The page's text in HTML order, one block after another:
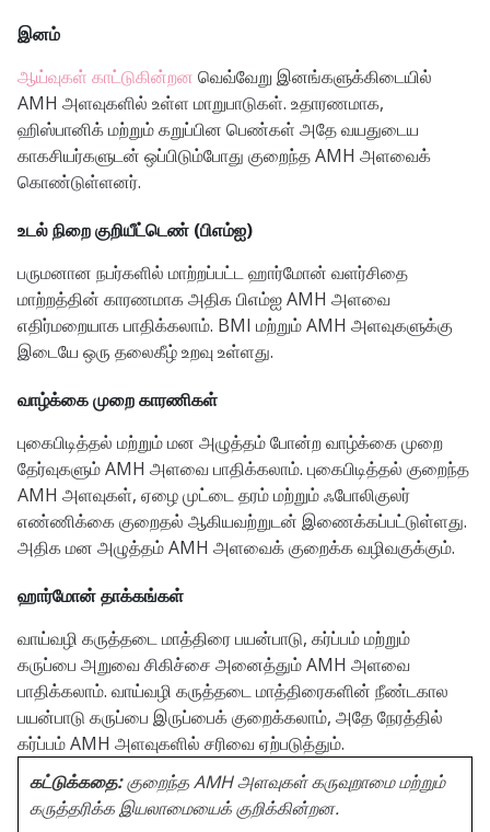
இனம்
ஆய்வுகள் காட்டுகின்றன வெவ்வேறு இனங்களுக்கிடையில்
AMH அளவுகளில் உள்ள மாறுபாடுகள். உதாரணமாக,
ஹிஸ்பானிக் மற்றும் கறுப்பின பெண்கள் அதே வயதுடைய
காகசியர்களுடன் ஒப்பிடும்போது குறைந்த AMH அளவைக்
கொண்டுள்ளனர்.
உடல் நிறை குறியீட்டெண் (பிஎம்ஐ)
பருமனான நபர்களில் மாற்றப்பட்ட ஹார்மோன் வளர்சிதை
மாற்றத்தின் காரணமாக அதிக பிஎம்ஐ AMH அளவை
எதிர்மறையாக பாதிக்கலாம். BMI மற்றும் AMH அளவுகளுக்கு
இடையே ஒரு தலைகீழ் உறவு உள்ளது.
வாழ்க்கை முறை காரணிகள்
புகைபிடித்தல் மற்றும் மன அழுத்தம் போன்ற வாழ்க்கை முறை
தேர்வுகளும் AMH அளவை பாதிக்கலாம். புகைபிடித்தல் குறைந்த
AMH அளவுகள், ஏழை முட்டை தரம் மற்றும் ஃபோலிகுலர்
எண்ணிக்கை குறைதல் ஆகியவற்றுடன் இணைக்கப்பட்டுள்ளது.
அதிக மன அழுத்தம் AMH அளவைக் குறைக்க வழிவகுக்கும்.
ஹார்மோன் தாக்கங்கள்
வாய்வழி கருத்தடை மாத்திரை பயன்பாடு, கர்ப்பம் மற்றும்
கருப்பை அறுவை சிகிச்சை அனைத்தும் AMH அளவை
பாதிக்கலாம். வாய்வழி கருத்தடை மாத்திரைகளின் நீண்டகால
பயன்பாடு கருப்பை இருப்பைக் குறைக்கலாம், அதே நேரத்தில்
கர்ப்பம் AMH அளவுகளில் சரிவை ஏற்படுத்தும்.
கட்டுக்கதை:குறைந்த AMH அளவுகள் கருவுறாமை மற்றும்
கருத்தரிக்க இயலாமையைக் குறிக்கின்றன.